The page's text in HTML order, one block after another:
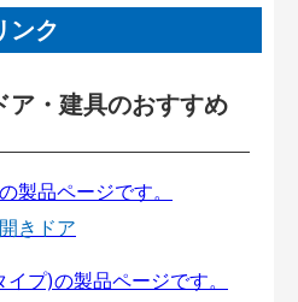
ンク
ア・建具のおすすめ
きドア